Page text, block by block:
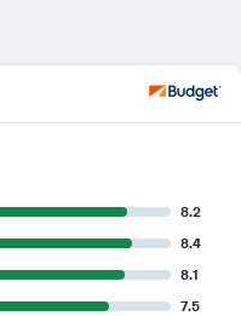
8.2
8.4
8.1
7.5